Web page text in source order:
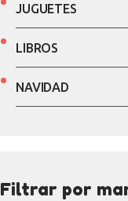
JUGUETES
LIBROS
NAVIDAD
Filtrar por